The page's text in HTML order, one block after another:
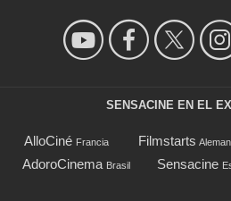
SENSACINE EN EL
AlloCiné Francia Filmstarts
AdoroCinema Brasil Sensacine